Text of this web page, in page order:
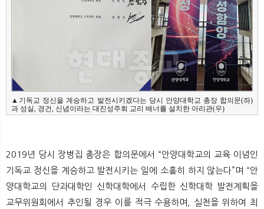
▲기독교 정신을 계승하고 발전시키겠다는 당시 안양대학교 총장 합의문(좌)
과 성실, 경건, 신념이라는 대진성주회 교리 배너를 설치한 아리관(우)
2019년 당시 장병집 총장은 합의문에서 “안양대학교의 교육 이념인
기독교 정신을 계승하고 발전시키는 일에 소홀히 하지 않는다”며 “안
양대학교의 단과대학인 신학대학에서 수립한 신학대학 발전계획을
교무위원회에서 추인될 경우 이를 적극 수용하며, 실천을 위하여 최